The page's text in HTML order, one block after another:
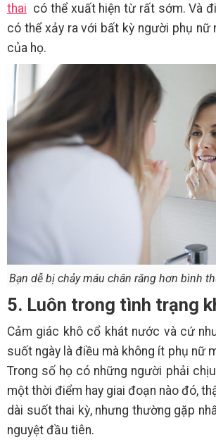
thai có thể xuất hiện từ rất sớm. Và
có thể xảy ra với bất kỳ người phụ nữ
của họ.
Bạn dễ bị chảy máu chân răng hơn bình
5. Luôn trong tình trạng
Cảm giác khô cổ khát nước và cứ
suốt ngày là điều mà không ít phụ nữ
Trong số họ có những người phải
một thời điểm hay giai đoạn nào đó,
dài suốt thai kỳ, nhưng thường gặp
nguyệt đầu tiên.